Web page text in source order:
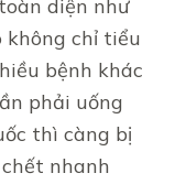
diện như
không chỉ tiểu
bệnh khác
phải uống
thì càng bị
nhanh